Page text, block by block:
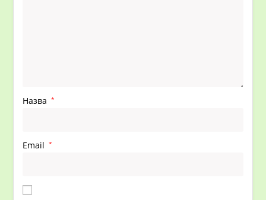
Назва *
Email *